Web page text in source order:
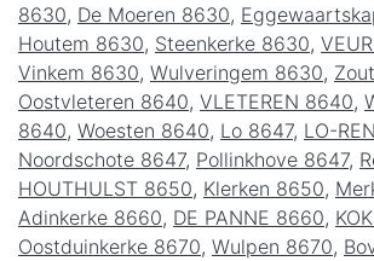
8630, De Moeren 8630,
Houtem 8630, Steenkerke 8630,
Vinkem 8630, Wulveringem 8630,
Oostvleteren 8640, VLETEREN 8640,
8640, Woesten 8640, Lo 8647, LO-
Noordschote 8647, Pollinkhove 8647,
HOUTHULST 8650, Klerken 8650,
Adinkerke 8660, DE PANNE 8660,
Oostduinkerke 8670, Wulpen 8670,